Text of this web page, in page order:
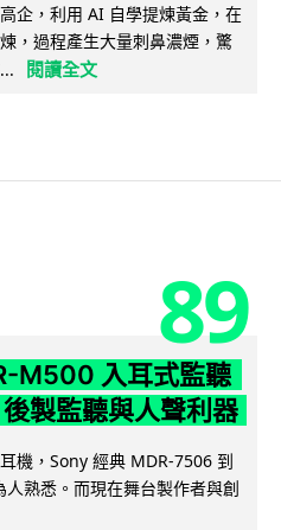
企，利用 AI 自學提煉黃金，在
，過程產生大量刺鼻濃煙，驚
閱讀全文
89
M500 入耳式監聽
製監聽與人聲利器
機，Sony 經典 MDR-7506 到
熟悉。而現在舞台製作者與創